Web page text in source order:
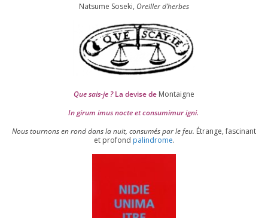
Natsume Soseki, Oreiller d’herbes
Que sais-je ?La devise de Montaigne
In girum imus nocte et consu­mi­mur igni.
Nous tour­nons en rond dans la nuit, consu­més par le feu. Étrange, fas­ci­nant
et pro­fond palin­drome.